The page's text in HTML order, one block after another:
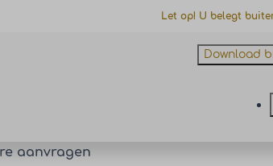
Let op! U belegt
Download
aanvragen